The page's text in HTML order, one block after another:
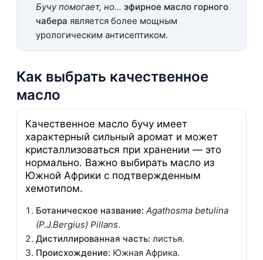
Бучу помогает, но... эфирное масло горного
чабера является более мощным
урологическим антисептиком.
Как выбрать качественное
масло
Качественное масло бучу имеет
характерный сильный аромат и может
кристаллизоваться при хранении — это
нормально. Важно выбирать масло из
Южной Африки с подтвержденным
хемотипом.
Ботаническое название: Agathosma betulina
(P.J.Bergius) Pillans.
Дистиллированная часть: листья.
Происхождение: Южная Африка.